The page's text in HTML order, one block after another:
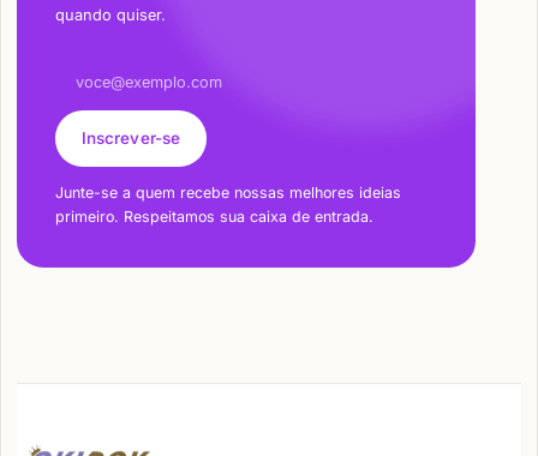
quando quiser.
Inscrever-se
Junte-se a quem recebe nossas melhores ideias
primeiro. Respeitamos sua caixa de entrada.